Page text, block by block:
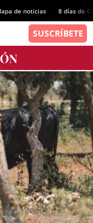
de noticias 8 días de